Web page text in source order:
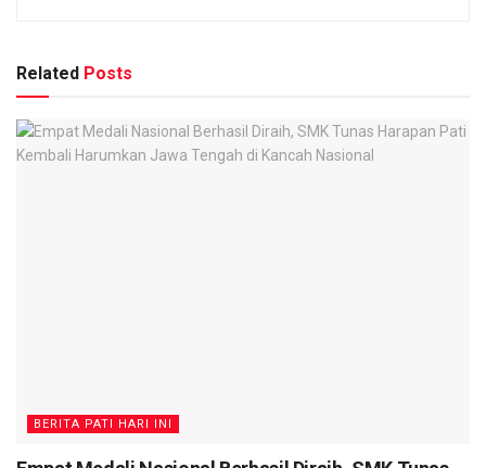
Related Posts
BERITA PATI HARI INI